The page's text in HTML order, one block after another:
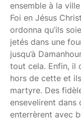
ensemble à la
Foi en Jésus
ordonna qu’ils
jetés dans une
jusqu’à
tout cela. Enfin, il
hors de cette et
martyre. Des
ensevelirent dans
enterrèrent avec